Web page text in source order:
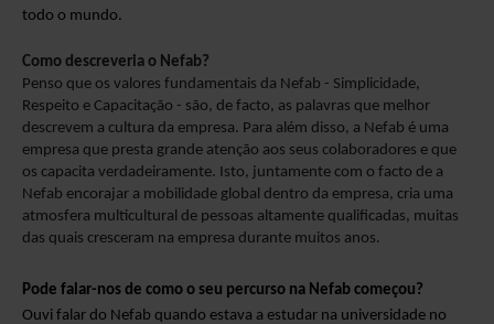
todo o mundo.
Como descreveria o Nefab?
Penso que os valores fundamentais da Nefab - Simplicidade,
Respeito e Capacitação - são, de facto, as palavras que melhor
descrevem a cultura da empresa. Para além disso, a Nefab é uma
empresa que presta grande atenção aos seus colaboradores e que
os capacita verdadeiramente. Isto, juntamente com o facto de a
Nefab encorajar a mobilidade global dentro da empresa, cria uma
atmosfera multicultural de pessoas altamente qualificadas, muitas
das quais cresceram na empresa durante muitos anos.
Pode falar-nos de como o seu percurso na Nefab começou ?
Ouvi falar do Nefab quando estava a estudar na universidade no